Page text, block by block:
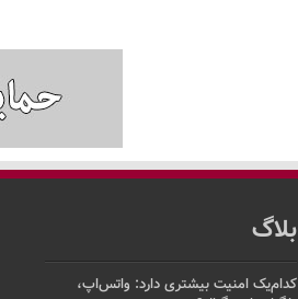
بلاگ
کدام‌یک امنیت بیشتری دارد: واتس‌اپ،